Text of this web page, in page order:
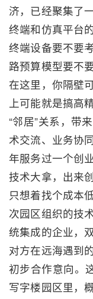
济，已经聚集了
终端和仿真平台
终端设备要不要
路预算模型要不
在这里，你隔壁
上可能就是搞高
“邻居”关系，带
术交流、业务协
年服务过一个创
技术大拿，出来
只想着找个成本
次园区组织的技
统集成的企业，
对方在远海遇到
初步合作意向。
写字楼园区里，